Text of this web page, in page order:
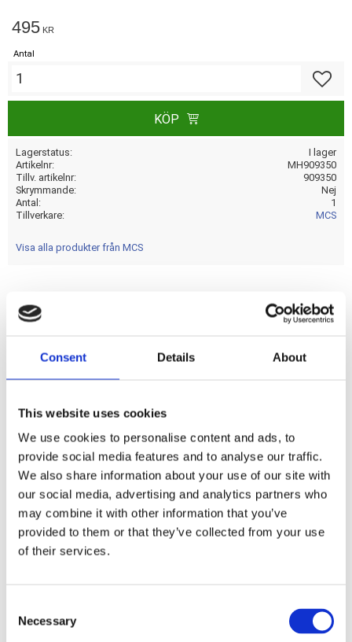
Consent Details About
This website uses cookies
We use cookies to personalise content and ads, to
provide social media features and to analyse our traffic.
We also share information about your use of our site with
our social media, advertising and analytics partners who
may combine it with other information that you’ve
provided to them or that they’ve collected from your use
of their services.
Necessary
495 KR
Antal
KÖP
Lagerstatus
I lager
Artikelnr
MH909350
Tillv. artikelnr
909350
Skrymmande
Nej
Antal
1
Tillverkare
MCS
Visa alla produkter från MCS
nan
Dela med dig
c
b
o
o
k
Omdömen
Du
Bli den första att lämna ett omdöme.